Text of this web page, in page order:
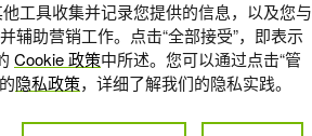
工具收集并记录您提供的信息，以及您与
辅助营销工作。点击“全部接受”，即表示
Cookie 政策中所述。您可以通过点击“管
隐私政策，详细了解我们的隐私实践。